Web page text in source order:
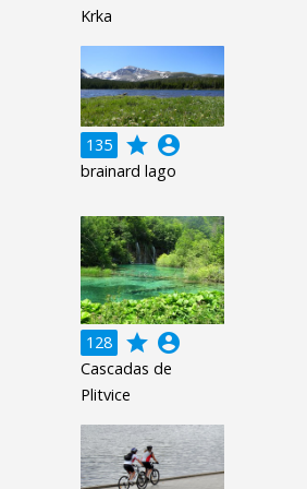
Krka
135 grade account_circle
brainard lago
128 grade account_circle
Cascadas de
Plitvice